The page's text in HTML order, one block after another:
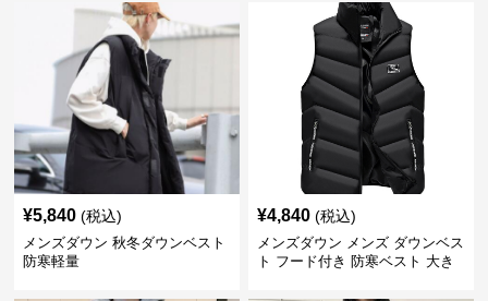
¥5,840 (税込)
メンズダウン 秋冬ダウンベスト
防寒軽量
¥4,840 (税込)
メンズダウン メンズ ダウンベス
ト フード付き 防寒ベスト 大き